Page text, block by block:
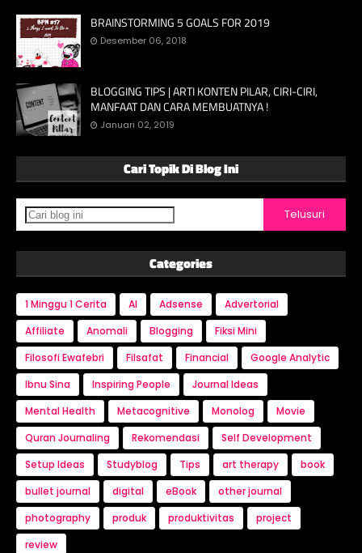
BRAINSTORMING 5 GOALS FOR 2019
Desember 06, 2018
BLOGGING TIPS | ARTI KONTEN PILAR, CIRI-CIRI,
MANFAAT DAN CARA MEMBUATNYA !
Januari 02, 2019
Cari Topik Di Blog Ini
Categories
1 Minggu 1 Cerita AI Adsense
Advertorial
Affiliate
Anomali Blogging
Fiksi Mini
Filosofi Ewafebri
Filsafat Financial
Google Analytic
Ibnu Sina
Inspiring People
Journal Ideas
Mental Health
Metacognitive Monolog
Movie
Quran Journaling
Rekomendasi
Self Development
Setup Ideas
Studyblog Tips art therapy
book
bullet journal
digital eBook
other journal
photography
produk produktivitas
project
review